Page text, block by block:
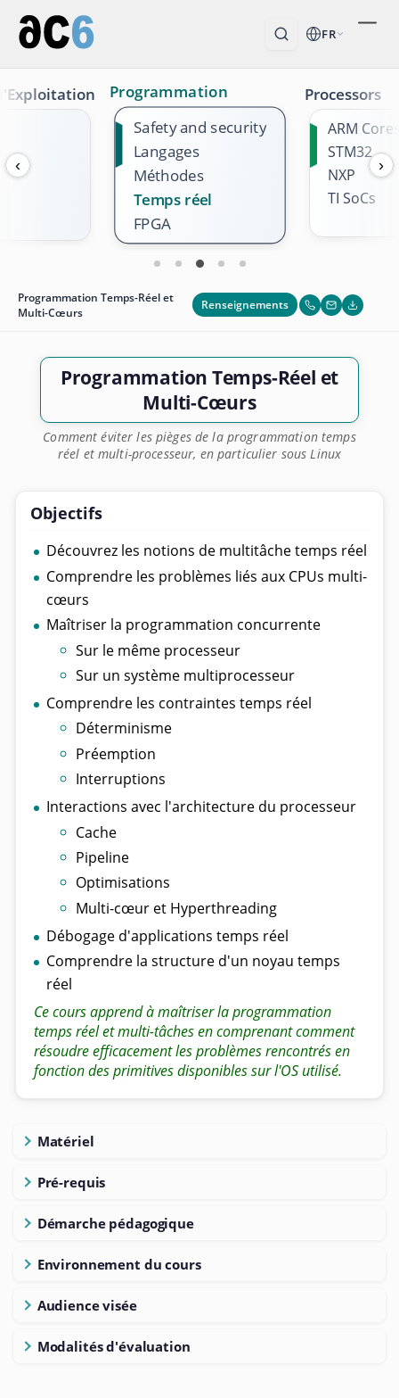
FR
‹
Programmation
Safety and security
Langages
Méthodes
Temps réel
FPGA
Processors
ARM
STM32
NXP
TI SoCs
›
Programmation Temps-Réel et
Multi-Cœurs
Renseignements
Programmation Temps-Réel et
Multi-Cœurs
Comment éviter les pièges de la programmation temps
réel et multi-processeur, en particulier sous Linux
Objectifs
Découvrez les notions de multitâche temps réel
Comprendre les problèmes liés aux CPUs multi-
cœurs
Maîtriser la programmation concurrente
Sur le même processeur
Sur un système multiprocesseur
Comprendre les contraintes temps réel
Déterminisme
Préemption
Interruptions
Interactions avec l'architecture du processeur
Cache
Pipeline
Optimisations
Multi-cœur et Hyperthreading
Débogage d'applications temps réel
Comprendre la structure d'un noyau temps
réel
Ce cours apprend à maîtriser la programmation
temps réel et multi-tâches en comprenant comment
résoudre efficacement les problèmes rencontrés en
fonction des primitives disponibles sur l'OS utilisé.
Matériel
Pré-requis
Démarche pédagogique
Environnement du cours
Audience visée
Modalités d'évaluation